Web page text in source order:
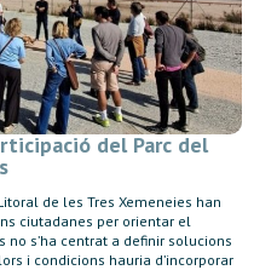
del Parc del
de les Tres Xemeneies han
ciutadanes per orientar el
s’ha centrat a definir solucions
i condicions hauria d’incorporar